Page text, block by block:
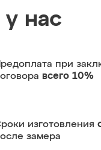
у нас
при
всего 10%
изготовления
замера